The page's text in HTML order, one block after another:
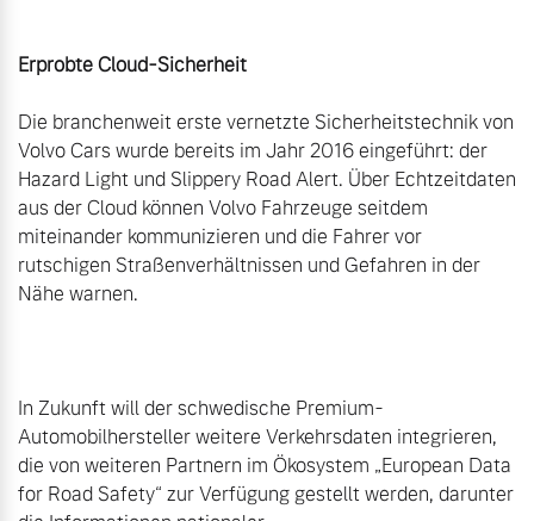
Erprobte Cloud-Sicherheit
Die branchenweit erste vernetzte Sicherheitstechnik von
Volvo Cars wurde bereits im Jahr 2016 eingeführt: der
Hazard Light und Slippery Road Alert. Über Echtzeitdaten
aus der Cloud können Volvo Fahrzeuge seitdem
miteinander kommunizieren und die Fahrer vor
rutschigen Straßenverhältnissen und Gefahren in der
Nähe warnen.
In Zukunft will der schwedische Premium-
Automobilhersteller weitere Verkehrsdaten integrieren,
die von weiteren Partnern im Ökosystem „European Data
for Road Safety“ zur Verfügung gestellt werden, darunter